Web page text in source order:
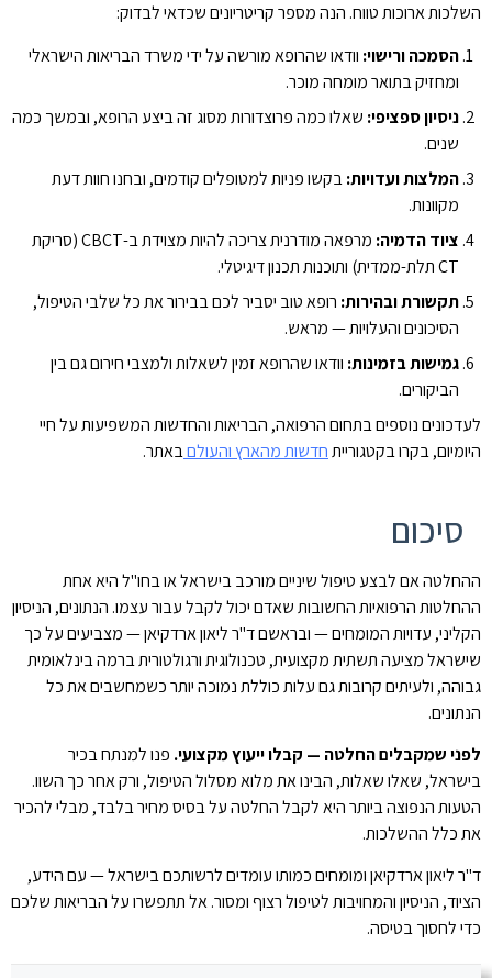
השלכות ארוכות טווח. הנה מספר קריטריונים שכדאי לבדוק:
הסמכה ורישוי: וודאו שהרופא מורשה על ידי משרד הבריאות הישראלי
ומחזיק בתואר מומחה מוכר.
ניסיון ספציפי: שאלו כמה פרוצדורות מסוג זה ביצע הרופא, ובמשך כמה
שנים.
המלצות ועדויות:בקשו פניות למטופלים קודמים, ובחנו חוות דעת
מקוונות.
ציוד הדמיה:
מרפאה מודרנית צריכה להיות מצוידת ב-CBCT (סריקת
CT תלת-ממדית) ותוכנות תכנון דיגיטלי.
תקשורת ובהירות: רופא טוב יסביר לכם בבירור את כל שלבי הטיפול,
הסיכונים והעלויות — מראש.
גמישות בזמינות: וודאו שהרופא זמין לשאלות ולמצבי חירום גם בין
הביקורים.
לעדכונים נוספים בתחום הרפואה, הבריאות והחדשות המשפיעות על חיי
היומיום, בקרו בקטגורייתחדשות מהארץ והעולםבאתר.
סיכום
ההחלטה אם לבצע טיפול שיניים מורכב בישראל או בחו"ל היא אחת
ההחלטות הרפואיות החשובות שאדם יכול לקבל עבור עצמו. הנתונים, הניסיון
הקליני, עדויות המומחים — ובראשם ד"ר ליאון ארדקיאן — מצביעים על כך
שישראל מציעה תשתית מקצועית, טכנולוגית ורגולטורית ברמה בינלאומית
גבוהה, ולעיתים קרובות גם עלות כוללת נמוכה יותר כשמחשבים את כל
הנתונים.
לפני שמקבלים החלטה — קבלו ייעוץ מקצועי. פנו למנתח בכיר
בישראל, שאלו שאלות, הבינו את מלוא מסלול הטיפול, ורק אחר כך השוו.
הטעות הנפוצה ביותר היא לקבל החלטה על בסיס מחיר בלבד, מבלי להכיר
את כלל ההשלכות.
ד"ר ליאון ארדקיאן ומומחים כמותו עומדים לרשותכם בישראל — עם הידע,
הציוד, הניסיון והמחויבות לטיפול רצוף ומסור. אל תתפשרו על הבריאות שלכם
כדי לחסוך בטיסה.